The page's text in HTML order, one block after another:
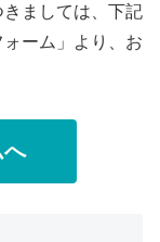
ましては、下記
ーム」より、お
へ